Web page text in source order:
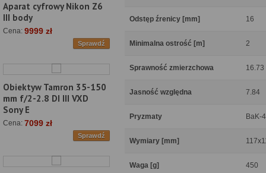
Aparat cyfrowy Nikon Z6
III body
Cena: 9999 zł
Sprawdź
Obiektyw Tamron 35-150
mm f/2-2.8 DI III VXD
Sony E
Cena: 7099 zł
Sprawdź
Odstęp źrenicy [mm] 16
Minimalna ostrość [m] 2
Sprawność zmierzchowa 16.73
Jasność względna 7.84
Pryzmaty BaK-
Wymiary [mm]
Waga [g] 450